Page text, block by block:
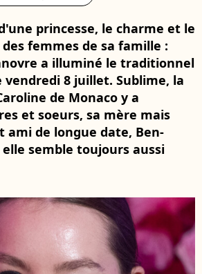
princesse, le charme et le
femmes de sa famille :
a illuminé le traditionnel
vendredi 8 juillet. Sublime, la
de Monaco y a
et soeurs, sa mère mais
de longue date, Ben-
semble toujours aussi